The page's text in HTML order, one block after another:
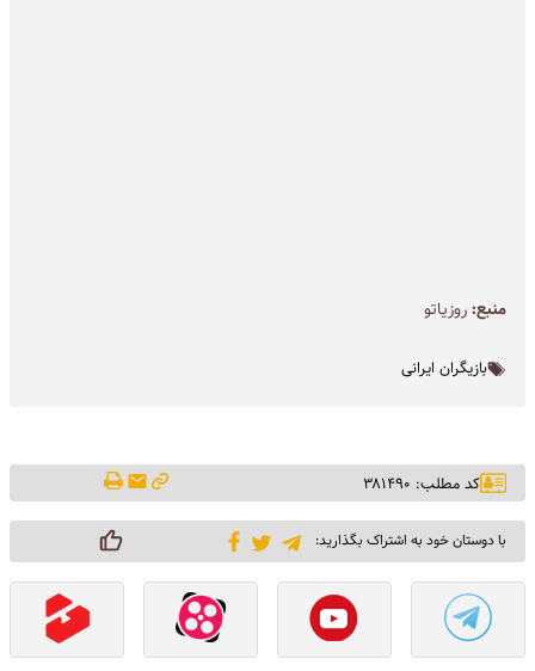
منبع:روزیاتو
بازیگران ایرانی
کد مطلب: ۳۸۱۴۹۰
با دوستان خود به اشتراک بگذارید: